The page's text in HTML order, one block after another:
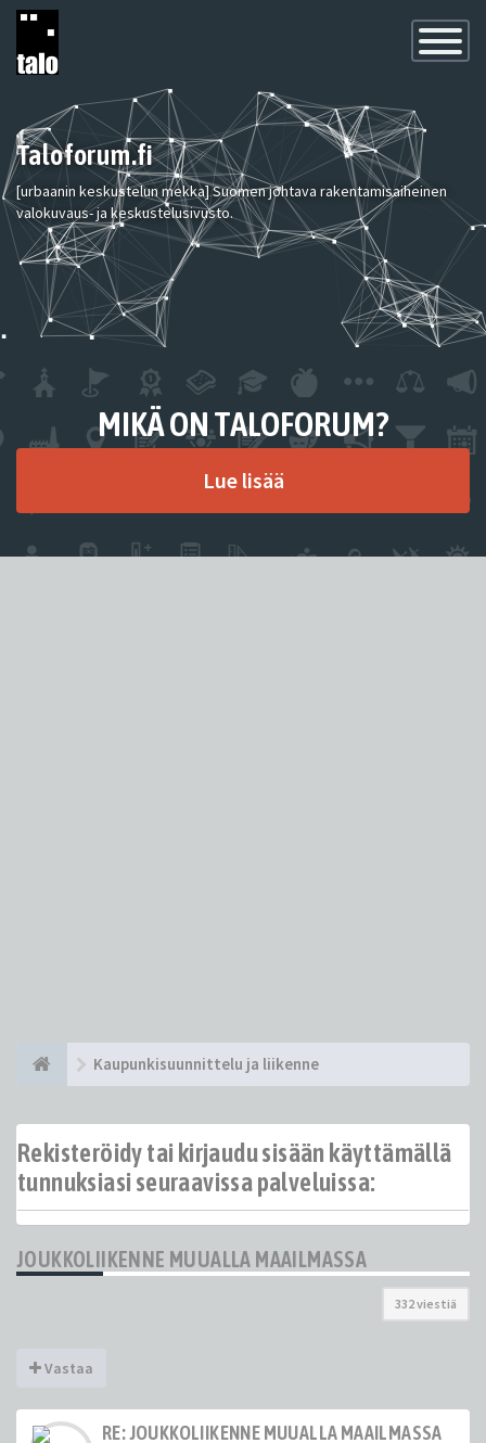
Toggle
Taloforum.fi
[urbaanin keskustelun mekka] Suomen johtava rakentamisaiheinen
valokuvaus- ja keskustelusivusto.
MIKÄ ON TALOFORUM?
Lue lisää
Kaupunkisuunnittelu ja liikenne
Rekisteröidy tai kirjaudu sisään käyttämällä
tunnuksiasi seuraavissa palveluissa:
JOUKKOLIIKENNE MUUALLA MAAILMASSA
332 viestiä
Vastaa
RE: JOUKKOLIIKENNE MUUALLA MAAILMASSA